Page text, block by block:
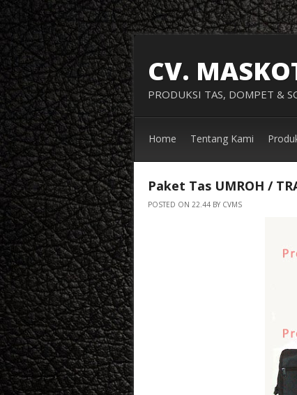
CV.
PRODUKSI TAS, DOMPET &
Home Tentang Kami
Paket Tas UMROH /
POSTED ON 22.44 BY CVMS